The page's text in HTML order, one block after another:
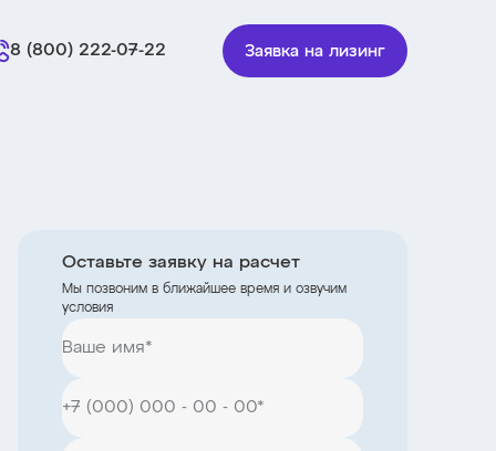
8 (800) 222-07-22 Заявка на лизинг
Оставьте заявку на расчет
Мы позвоним в ближайшее время и озвучим
условия